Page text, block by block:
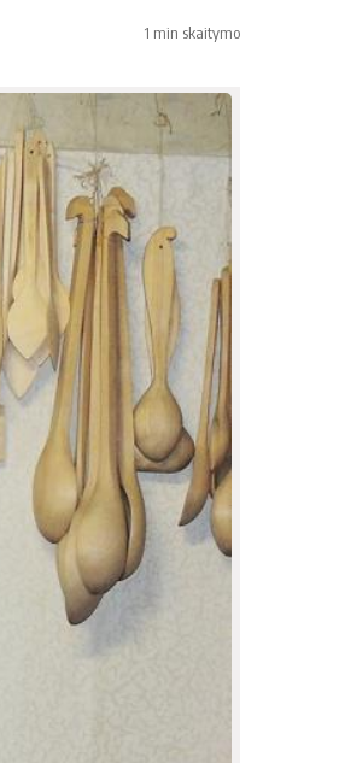
1 min skaitymo